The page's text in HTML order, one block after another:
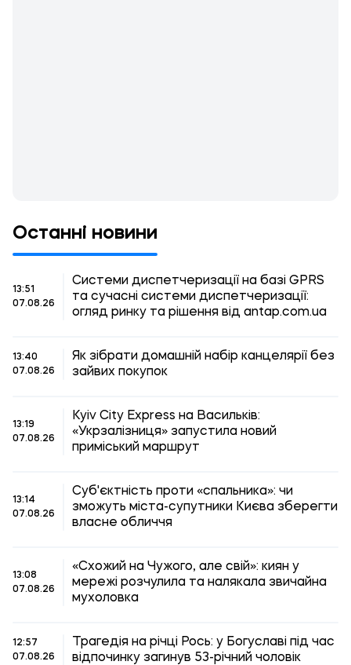
Останні новини
13:51
07.08.26
Системи диспетчеризації на базі GPRS
та сучасні системи диспетчеризації:
огляд ринку та рішення від antap.com.ua
13:40
07.08.26
Як зібрати домашній набір канцелярії без
зайвих покупок
13:19
07.08.26
Kyiv City Express на Васильків:
«Укрзалізниця» запустила новий
приміський маршрут
13:14
07.08.26
Суб'єктність проти «спальника»: чи
зможуть міста-супутники Києва зберегти
власне обличчя
13:08
07.08.26
«Схожий на Чужого, але свій»: киян у
мережі розчулила та налякала звичайна
мухоловка
12:57
07.08.26
Трагедія на річці Рось: у Богуславі під час
відпочинку загинув 53-річний чоловік